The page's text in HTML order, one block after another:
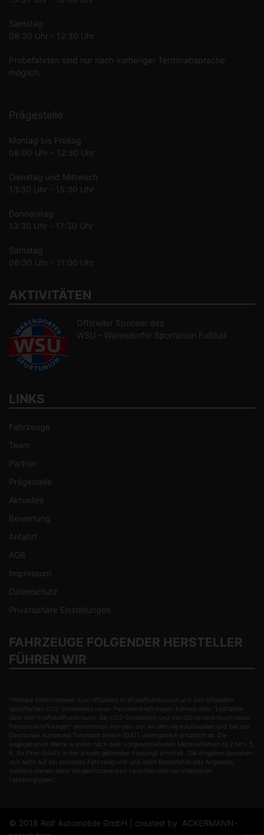
Samstag
08:30 Uhr - 12:30 Uhr
Probefahrten sind nur nach vorheriger Terminabsprache
möglich.
Prägestelle
Montag bis Freitag
08:00 Uhr - 12:30 Uhr
Dienstag und Mittwoch
13:30 Uhr - 15:30 Uhr
Donnerstag
13:30 Uhr - 17:30 Uhr
Samstag
08:30 Uhr - 11:00 Uhr
AKTIVITÄTEN
Offizieller Sponsor des
WSU – Warendorfer Sportunion Fußball
LINKS
Fahrzeuge
Team
Partner
Prägestelle
Aktuelles
Bewertung
Anfahrt
AGB
Impressum
Datenschutz
Privatsphäre Einstellungen
FAHRZEUGE FOLGENDER HERSTELLER
FÜHREN WIR
*Weitere Informationen zum offiziellen Kraftstoffverbrauch und den offiziellen
spezifischen CO2-Emissionen neuer Personenkraftwagen können dem "Leitfaden
über den Kraftstoffverbrauch, die CO2-Emissionen und den Stromverbrauch neuer
Personenkraftwagen" entnommen werden, der an allen Verkaufsstellen und bei der
Deutschen Automobil Treuhand GmbH (DAT) unentgeltlich erhältlich ist. Die
angegebenen Werte wurden nach dem vorgeschriebenen Messverfahren (§ 2 Nrn. 5,
6, 6a Pkw-EnVKV in der jeweils geltenden Fassung) ermittelt. Die Angaben beziehen
sich nicht auf ein einzelnes Fahrzeug und sind nicht Bestandteil des Angebots,
sondern dienen allein Vergleichszwecken zwischen den verschiedenen
Fahrzeugtypen."
© 2018 Rolf Automobile GmbH | created by ACKERMANN-